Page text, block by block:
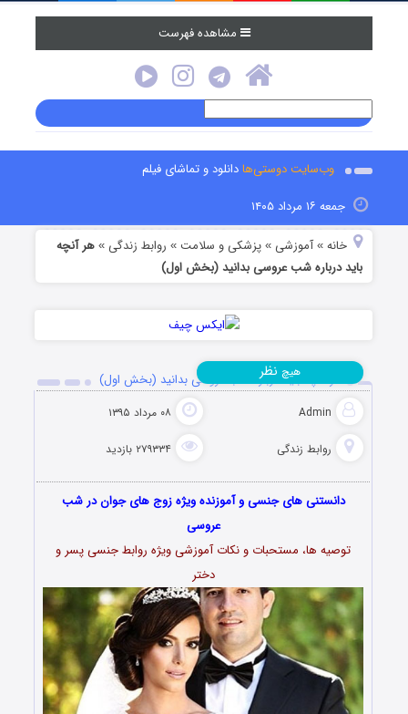
مشاهده فهرست
وب‌سایت دوستی‌هادانلود و تماشای فیلم
جمعه ۱۶ مرداد ۱۴۰۵
خانه »آموزشی »پزشکی و سلامت » روابط زندگی »هر آنچه
باید درباره شب عروسی بدانید (بخش اول)
هر آنچه باید درباره شب عروسی بدانید (بخش اول)
Admin ۰۸ مرداد ۱۳۹۵
روابط زندگی ۲۷۹۳۳۴ بازدید
هیچ نظر
دانستنی های جنسی و آموزنده ویژه زوج های جوان در شب
عروسی
توصیه ها، مستحبات و نکات آموزشی ویژه روابط جنسی پسر و
دختر